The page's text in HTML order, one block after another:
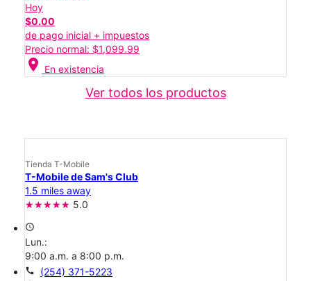
Hoy
$0.00
de pago inicial + impuestos
Precio normal: $1,099.99
location_on En existencia
Ver todos los productos
Tienda T-Mobile
T-Mobile de Sam's Club
1.5 miles away
5.0
access_time
Lun.:
9:00 a.m. a 8:00 p.m.
call (254) 371-5223